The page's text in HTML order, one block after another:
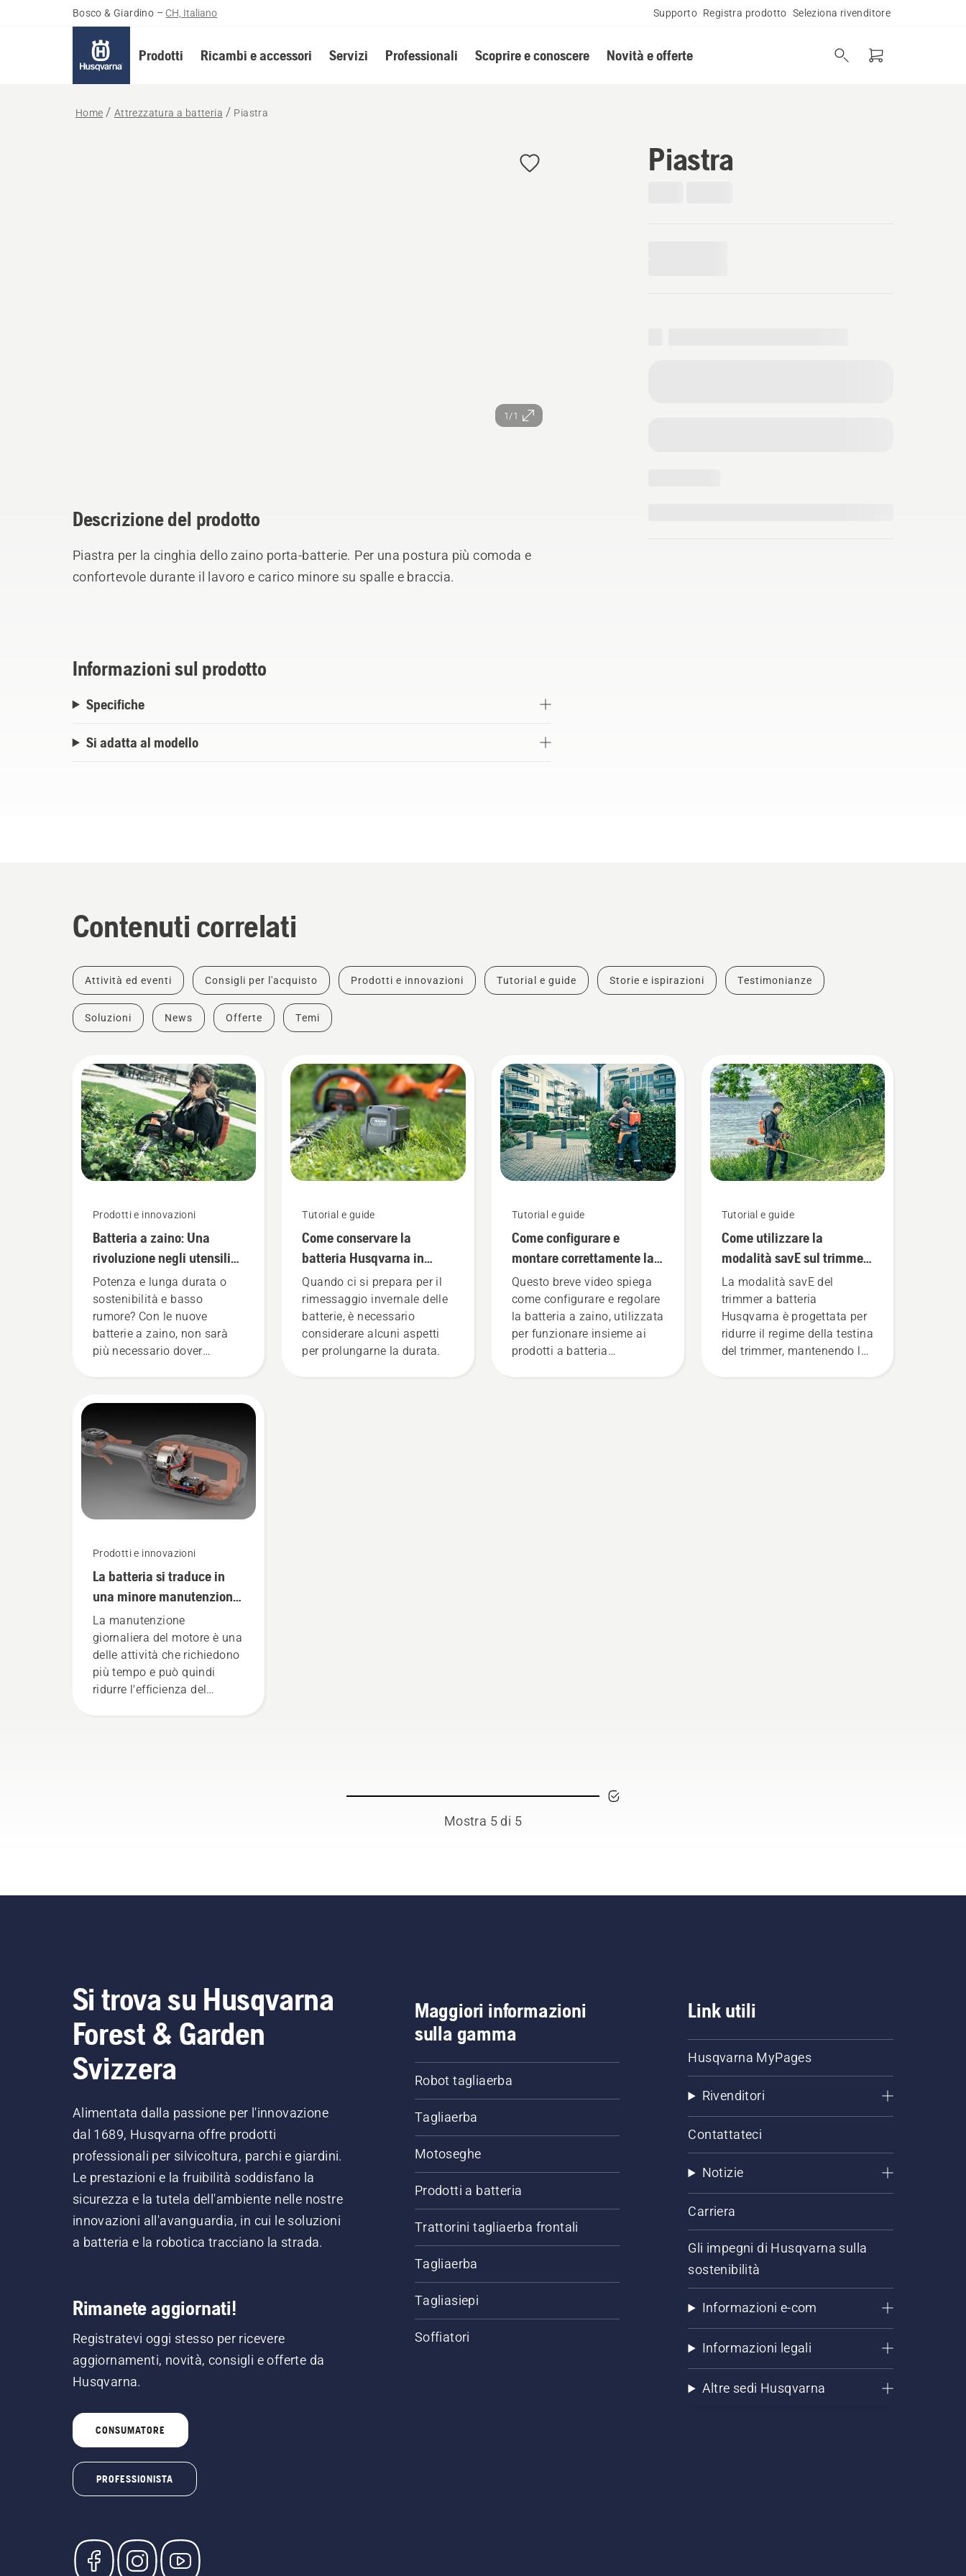
Bosco & Giardino – CH, Italiano Supporto Registra prodotto Seleziona rivenditore
Prodotti Ricambi e accessori Servizi Professionali Scoprire e conoscere Novità e offerte
Home Attrezzatura a batteria Piastra
1/1
Piastra
Descrizione del prodotto
Piastra per la cinghia dello zaino porta-batterie. Per una postura più comoda e
confortevole durante il lavoro e carico minore su spalle e braccia.
Informazioni sul prodotto
Specifiche
Si adatta al modello
Contenuti correlati
Attività ed eventi Consigli per l'acquisto Prodotti e innovazioni Tutorial e guide Storie e ispirazioni Testimonianze
Soluzioni News Offerte Temi
Prodotti e innovazioni
Batteria a zaino: Una
rivoluzione negli utensili
portatili a batteria
Potenza e lunga durata o
sostenibilità e basso
rumore? Con le nuove
batterie a zaino, non sarà
più necessario dover
batteria a un livello
dichiara Johan Svennung,
Product Manager
Husqvarna per la divisione
prodotti manuali elettrici e
alimentati a batteria.
Prodotti e innovazioni
La batteria si traduce in
una minore manutenzione
e in una giornata di lavoro
più fluida
La manutenzione
giornaliera del motore è una
delle attività che richiedono
più tempo e può quindi
ridurre l'efficienza del
Tutorial e guide
Come conservare la
batteria Husqvarna in
inverno
Quando ci si prepara per il
rimessaggio invernale delle
batterie, è necessario
considerare alcuni aspetti
per prolungarne la durata.
Tutorial e guide
Come configurare e
montare correttamente la
batteria a zaino
Questo breve video spiega
come configurare e regolare
la batteria a zaino, utilizzata
per funzionare insieme ai
prodotti a batteria
Tutorial e guide
Come utilizzare la
modalità savE sul trimmer
a batteria
La modalità savE del
trimmer a batteria
Husqvarna è progettata per
ridurre il regime della testina
del trimmer, mantenendo la
Mostra 5 di 5
Si trova su Husqvarna
Forest & Garden
Svizzera
Alimentata dalla passione per l'innovazione
dal 1689, Husqvarna offre prodotti
professionali per silvicoltura, parchi e giardini.
Le prestazioni e la fruibilità soddisfano la
sicurezza e la tutela dell'ambiente nelle nostre
innovazioni all'avanguardia, in cui le soluzioni
a batteria e la robotica tracciano la strada.
Rimanete aggiornati!
Registratevi oggi stesso per ricevere
aggiornamenti, novità, consigli e offerte da
Husqvarna.
CONSUMATORE
PROFESSIONISTA
Maggiori informazioni
sulla gamma
Robot tagliaerba
Tagliaerba
Motoseghe
Prodotti a batteria
Trattorini tagliaerba frontali
Tagliaerba
Tagliasiepi
Soffiatori
Link utili
Husqvarna MyPages
Rivenditori
Contattateci
Notizie
Carriera
Gli impegni di Husqvarna sulla
sostenibilità
Informazioni e-com
Informazioni legali
Altre sedi Husqvarna